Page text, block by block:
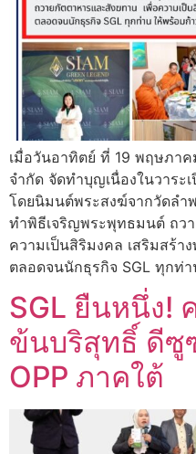
เมื่อวันอาทิตย์ ที่ 19 พฤษภา
จำกัด จัดทำบุญเนื่องในวาระ
โดยนิมนต์พระสงฆ์จากวัดลำ
ทำพิธีเจริญพระพุทธมนต์ ถว
ความเป็นสิริมงคล เสริมสร้า
ตลอดจนนักธุรกิจ SGL ทุกท่
SGL ยืนหนึ่ง!
ข้นบริสุทธิ์ ดีซู
OPP ภาคใต้